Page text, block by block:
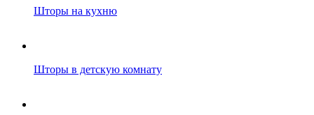
Шторы на кухню
Шторы в детскую комнату